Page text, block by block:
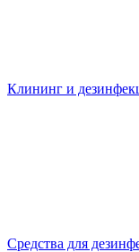
Клининг и
Средства для